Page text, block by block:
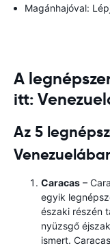
Magánhajóval:
A
itt:
Az 5
Caracas –
egyik
északi részén
nyüzsgő
ismert.